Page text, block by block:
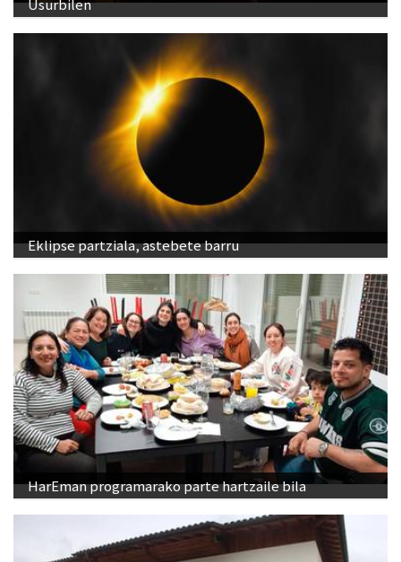
Usurbilen
Eklipse partziala, astebete barru
HarEman programarako parte hartzaile bila